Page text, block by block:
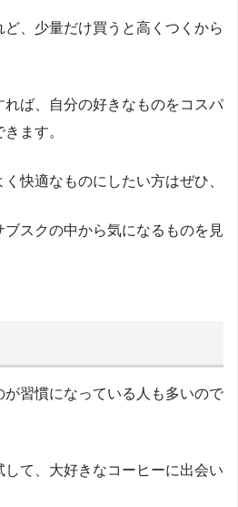
ど、少量だけ買うと高くつくから
ば、自分の好きなものをコスパ
ます。
快適なものにしたい方はぜひ、
スクの中から気になるものを見
習慣になっている人も多いので
して、大好きなコーヒーに出会い